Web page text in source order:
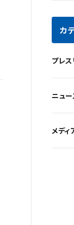
カ
プレス
ニュー
メディ